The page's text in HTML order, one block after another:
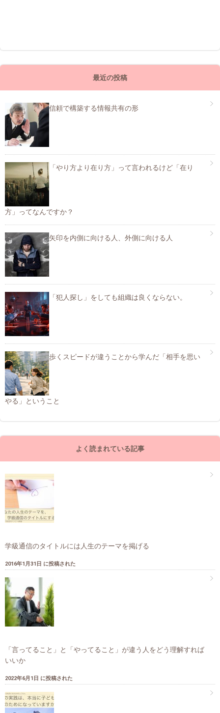
最近の投稿
信頼で構築する情報共有の形
「やり方より在り方」って言われるけど「在り
方」ってなんですか？
矢印を内側に向ける人、外側に向ける人
「犯人探し」をしても組織は良くならない。
歩くスピードが違うことから学んだ「相手を思い
やる」ということ
よく読まれている記事
学級通信のタイトルには人生のテーマを掲げる
2016年1月31日 に投稿された
「言ってること」と「やってること」が違う人をどう理解すれば
いいか
2022年6月1日 に投稿された